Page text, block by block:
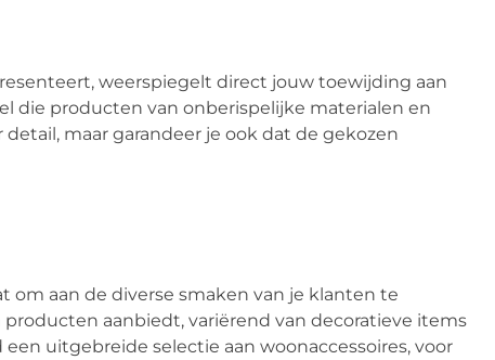
weerspiegelt direct jouw toewijding aan
die producten van onberispelijke materialen en
maar garandeer je ook dat de gekozen
om aan de diverse smaken van je klanten te
aanbiedt, variërend van decoratieve items
uitgebreide selectie aan woonaccessoires, voor